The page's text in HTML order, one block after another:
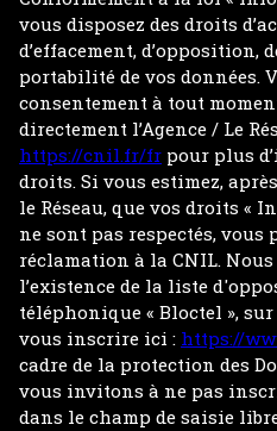
vous disposez des droits
d’effacement, d’opposition,
portabilité de vos données.
consentement à tout
directement l’Agence / Le
https://cnil.fr/fr pour plus
droits. Si vous estimez,
le Réseau, que vos droits «
ne sont pas respectés, vous
réclamation à la CNIL.
l’existence de la liste
téléphonique « Bloctel »,
vous inscrire ici : https://
cadre de la protection des
vous invitons à ne pas
dans le champ de saisie